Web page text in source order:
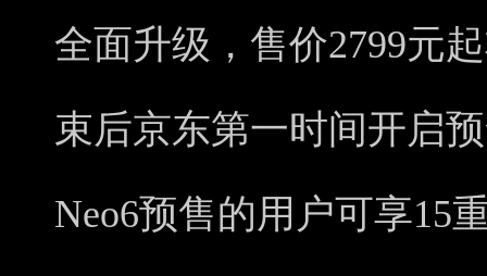
全面升级，售价2799元
束后京东第一时间开启
Neo6预售的用户可享15